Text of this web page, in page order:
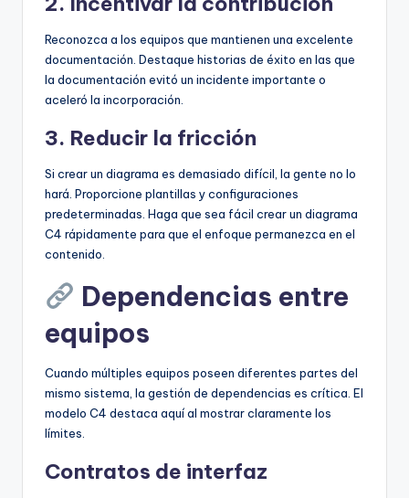
Reconozca a los equipos que mantienen una excelente
documentación. Destaque historias de éxito en las que
la documentación evitó un incidente importante o
aceleró la incorporación.
3. Reducir la fricción
Si crear un diagrama es demasiado difícil, la gente no lo
hará. Proporcione plantillas y configuraciones
predeterminadas. Haga que sea fácil crear un diagrama
C4 rápidamente para que el enfoque permanezca en el
contenido.
Dependencias entre
equipos
Cuando múltiples equipos poseen diferentes partes del
mismo sistema, la gestión de dependencias es crítica. El
modelo C4 destaca aquí al mostrar claramente los
límites.
Contratos de interfaz